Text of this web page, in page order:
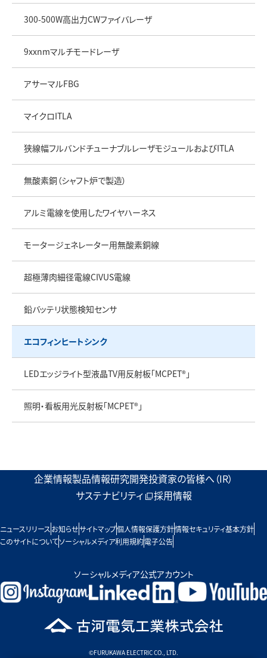
300-500W高出力CWファイバレーザ
9xxnmマルチモードレーザ
アサーマルFBG
マイクロITLA
狭線幅フルバンドチューナブルレーザモジュールおよびITLA
無酸素銅（シャフト炉で製造）
アルミ電線を使用したワイヤハーネス
モータージェネレーター用無酸素銅線
超極薄肉細径電線CIVUS電線
鉛バッテリ状態検知センサ
エコフィンヒートシンク
LEDエッジライト型液晶TV用反射板「MCPET®」
照明・看板用光反射板「MCPET®」
企業情報製品情報研究開発投資家の皆様へ（IR）
サステナビリティ
採用情報
ニュースリリース お知らせサイトマップ個人情報保護方針情報セキュリティ基本方針
このサイトについてソーシャルメディア利用規約電子公告
ソーシャルメディア公式アカウント
©FURUKAWA ELECTRIC CO., LTD.